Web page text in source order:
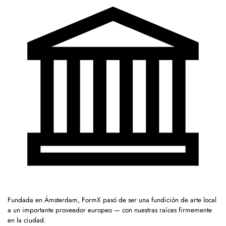
Fundada en Ámsterdam, FormX pasó de ser una fundición de arte local
a un importante proveedor europeo — con nuestras raíces firmemente
en la ciudad.